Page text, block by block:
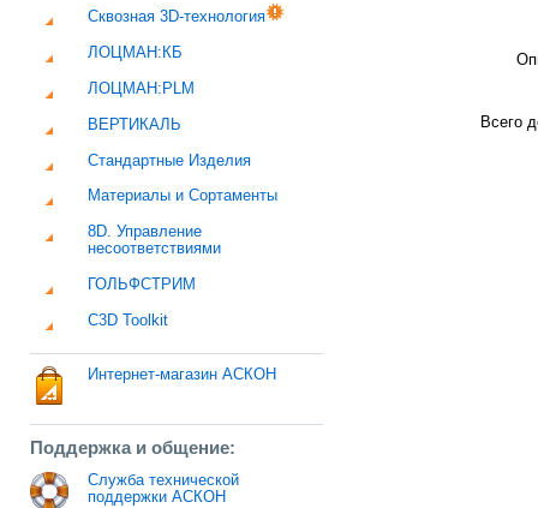
Сквозная 3D-технология
ЛОЦМАН:КБ
ЛОЦМАН:PLM
ВЕРТИКАЛЬ
Стандартные Изделия
Материалы и Сортаменты
8D. Управление
несоответствиями
ГОЛЬФСТРИМ
C3D Toolkit
Интернет-магазин АСКОН
Поддержка и общение:
Служба технической
поддержки АСКОН
Всего